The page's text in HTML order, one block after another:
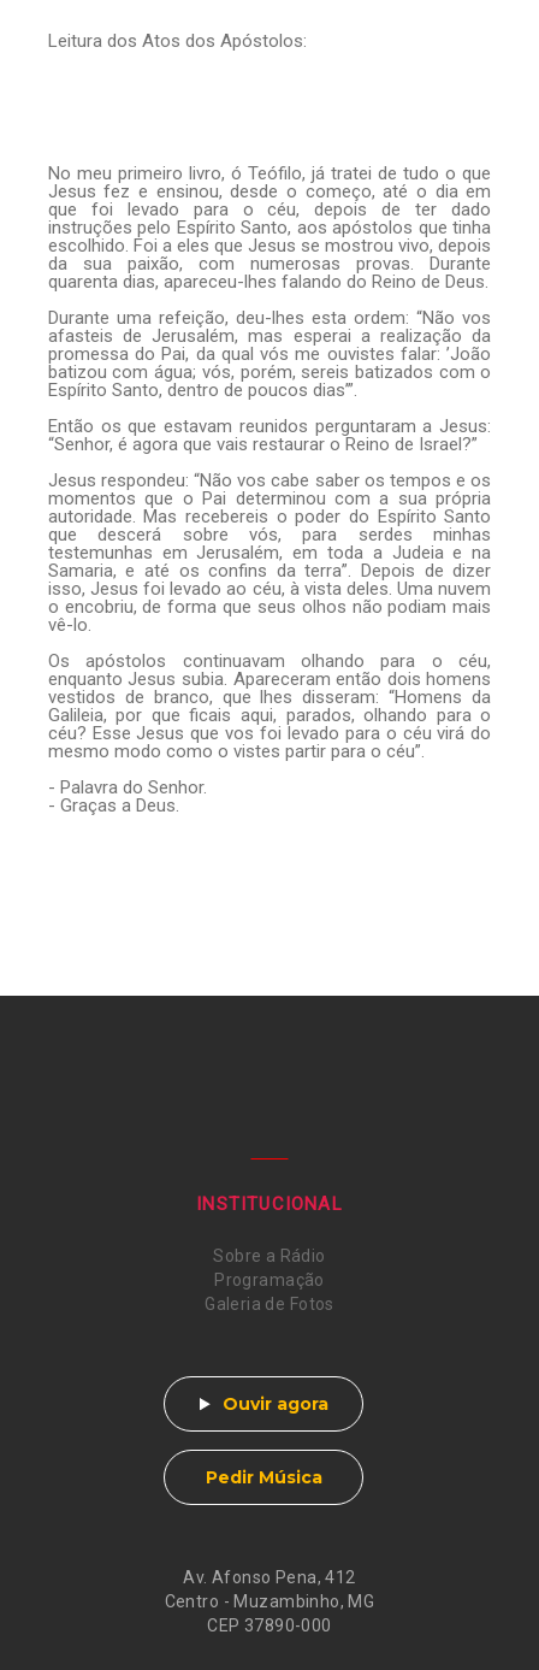
Leitura dos Atos dos Apóstolos:
No meu primeiro livro, ó Teófilo, já tratei de tudo o que
Jesus fez e ensinou, desde o começo, até o dia em
que foi levado para o céu, depois de ter dado
instruções pelo Espírito Santo, aos apóstolos que tinha
escolhido. Foi a eles que Jesus se mostrou vivo, depois
da sua paixão, com numerosas provas. Durante
quarenta dias, apareceu-lhes falando do Reino de Deus.
Durante uma refeição, deu-lhes esta ordem: “Não vos
afasteis de Jerusalém, mas esperai a realização da
promessa do Pai, da qual vós me ouvistes falar: ’João
batizou com água; vós, porém, sereis batizados com o
Espírito Santo, dentro de poucos dias’”.
Então os que estavam reunidos perguntaram a Jesus:
“Senhor, é agora que vais restaurar o Reino de Israel?”
Jesus respondeu: “Não vos cabe saber os tempos e os
momentos que o Pai determinou com a sua própria
autoridade. Mas recebereis o poder do Espírito Santo
que descerá sobre vós, para serdes minhas
testemunhas em Jerusalém, em toda a Judeia e na
Samaria, e até os confins da terra”. Depois de dizer
isso, Jesus foi levado ao céu, à vista deles. Uma nuvem
o encobriu, de forma que seus olhos não podiam mais
vê-lo.
Os apóstolos continuavam olhando para o céu,
enquanto Jesus subia. Apareceram então dois homens
vestidos de branco, que lhes disseram: “Homens da
Galileia, por que ficais aqui, parados, olhando para o
céu? Esse Jesus que vos foi levado para o céu virá do
mesmo modo como o vistes partir para o céu”.
- Palavra do Senhor.
- Graças a Deus.
Av. Afonso Pena, 412
Centro - Muzambinho, MG
CEP 37890-000
INSTITUCIONAL
Sobre a Rádio
Programação
Galeria de Fotos
Ouvir agora
Pedir Música